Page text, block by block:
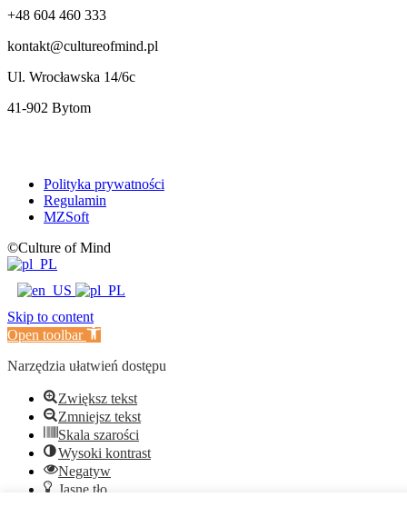
+48 604 460 333
kontakt@cultureofmind.pl
Ul. Wrocławska 14/6c
41-902 Bytom
Polityka prywatności
Regulamin
MZSoft
©Culture of Mind
Skip to content
Open toolbar
Narzędzia ułatwień dostępu
Zwiększ tekst
Zmniejsz tekst
Skala szarości
Wysoki kontrast
Negatyw
Jasne tło